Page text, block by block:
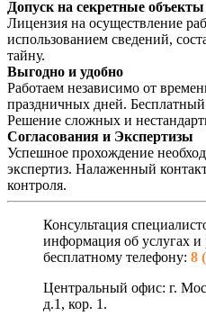
Допуск на секретные объекты
Лицензия на осуществление
использованием сведений,
тайну.
Выгодно и удобно
Работаем независимо от
праздничных дней.
Решение сложных и
Согласования и Экспертизы
Успешное прохождение
экспертиз. Налаженный
контроля.
Консультация
информация об услугах и
бесплатному телефону: 8
Центральный офис: г.
д.1, кор. 1.